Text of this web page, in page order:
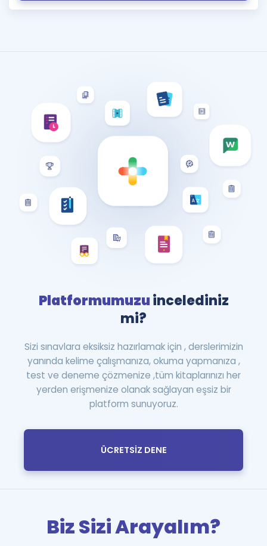
Platformumuzuincelediniz
mi?
Sizi sınavlara eksiksiz hazırlamak için , derslerimizin
yanında kelime çalışmanıza, okuma yapmanıza ,
test ve deneme çözmenize ,tüm kitaplarınızı her
yerden erişmenize olanak sağlayan eşsiz bir
platform sunuyoruz.
ÜCRETSİZ DENE
Biz Sizi Arayalım?